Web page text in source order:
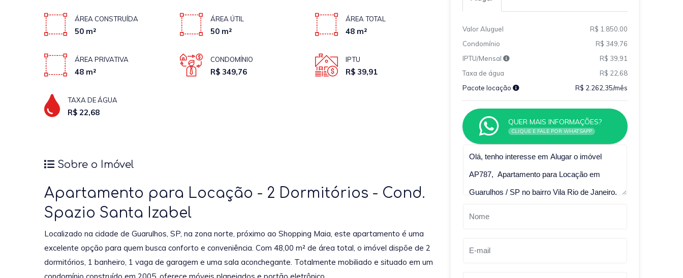
ÁREA CONSTRUÍDA
50 m²
ÁREA ÚTIL
50 m²
ÁREA TOTAL
48 m²
ÁREA PRIVATIVA
48 m²
CONDOMÍNIO
R$ 349,76
IPTU
R$ 39,91
TAXA DE ÁGUA
R$ 22,68
Sobre o Imóvel
Apartamento para Locação - 2 Dormitórios - Cond.
Spazio Santa Izabel
Localizado na cidade de Guarulhos, SP, na zona norte, próximo ao Shopping Maia, este apartamento é uma
excelente opção para quem busca conforto e conveniência. Com 48,00 m² de área total, o imóvel dispõe de 2
dormitórios, 1 banheiro, 1 vaga de garagem e uma sala aconchegante. Totalmente mobiliado e situado em um
Valor Aluguel
R$ 1.850,00
Condomínio
R$ 349,76
IPTU/Mensal
R$ 39,91
Taxa de água
R$ 22,68
Pacote locação
R$ 2.262,35/mês
QUER MAIS INFORMAÇÕES?
CLIQUE E FALE POR WHATSAPP